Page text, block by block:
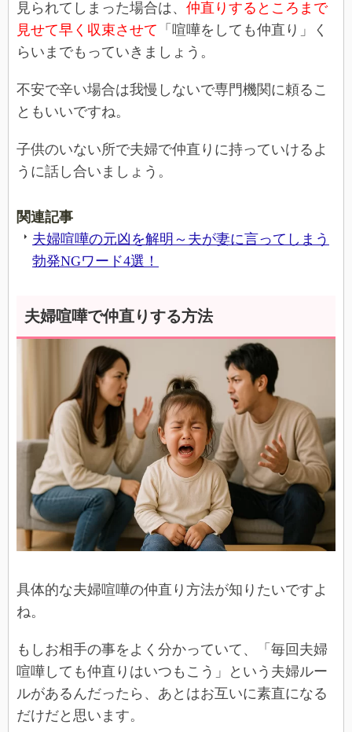
見られてしまった場合は、 仲直りするところまで
見せて早く収束させて 「喧嘩をしても仲直り」く
らいまでもっていきましょう。
不安で辛い場合は我慢しないで専門機関に頼るこ
ともいいですね。
子供のいない所で夫婦で仲直りに持っていけるよ
うに話し合いましょう。
関連記事
夫婦喧嘩の元凶を解明～夫が妻に言ってしまう
勃発NGワード4選！
夫婦喧嘩で仲直りする方法
具体的な夫婦喧嘩の仲直り方法が知りたいですよ
ね。
もしお相手の事をよく分かっていて、「毎回夫婦
喧嘩しても仲直りはいつもこう」という夫婦ルー
ルがあるんだったら、あとはお互いに素直になる
だけだと思います。